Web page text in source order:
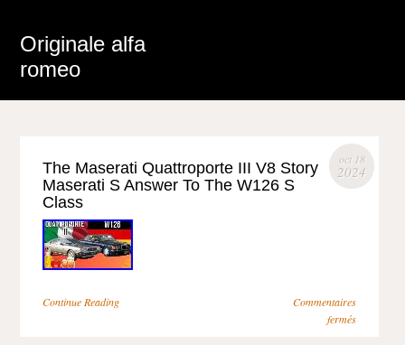
Originale alfa
romeo
oct 18
2024
The Maserati Quattroporte III V8 Story
Maserati S Answer To The W126 S
Class
Continue Reading
Commentaires
fermés